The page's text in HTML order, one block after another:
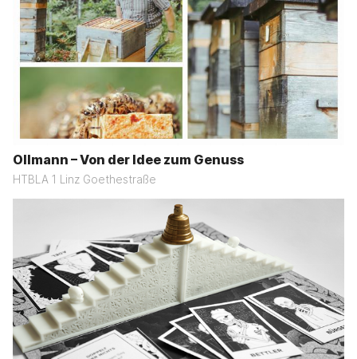
Ollmann – Von der Idee zum Genuss
HTBLA 1 Linz Goethestraße